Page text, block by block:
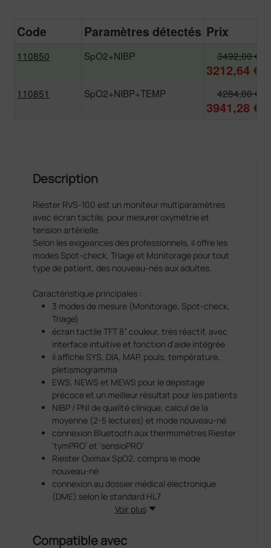
Code Paramètres détectés Prix
110850 SpO2+NIBP 3492,00 €
3212,64 €
110851 SpO2+NIBP+TEMP 4284,00 €
3941,28 €
Description
Riester RVS-100 est un moniteur multiparamètres
avec écran tactile, pour mesurer oxymétrie et
tension artérielle.
Selon les exigeances des professionnels, il offre les
modes Spot-check, Triage et Monitorage pour tout
type de patient, des nouveau-nés aux adultes.
Caractéristique principales :
3 modes de mesure (Monitorage, Spot-check,
Triage)
écran tactile TFT 8” couleur, très réactif, avec
interface intuitive et fonction d'aide intégrée
il affiche SYS, DIA, MAP, pouls, température,
pletismogramma
EWS, NEWS et MEWS pour le dépistage
précoce et un meilleur résultat pour les patients
NIBP / PNI de qualité clinique, calcul de la
moyenne (2-5 lectures) et mode nouveau-né
connexion Bluetooth aux thermomètres Riester
‘tymPRO’ et ‘sensioPRO’
Riester Oximax SpO2, compris le mode
nouveau-né
connexion au dossier médical électronique
(DME) selon le standard HL7
connexion LAN standard
niveaux de priorité
Voir plus
Compatible avec